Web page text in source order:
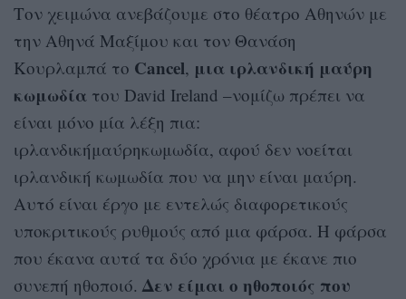
Τον χειμώνα ανεβάζουμε στο θέατρο Αθηνών με
την Αθηνά Μαξίμου και τον Θανάση
Κουρλαμπά το Cancel, μια ιρλανδική μαύρη
κωμωδία του David Ireland –νομίζω πρέπει να
είναι μόνο μία λέξη πια:
ιρλανδικήμαύρηκωμωδία, αφού δεν νοείται
ιρλανδική κωμωδία που να μην είναι μαύρη.
Αυτό είναι έργο με εντελώς διαφορετικούς
υποκριτικούς ρυθμούς από μια φάρσα. Η φάρσα
που έκανα αυτά τα δύο χρόνια με έκανε πιο
συνεπή ηθοποιό. Δεν είμαι ο ηθοποιός που